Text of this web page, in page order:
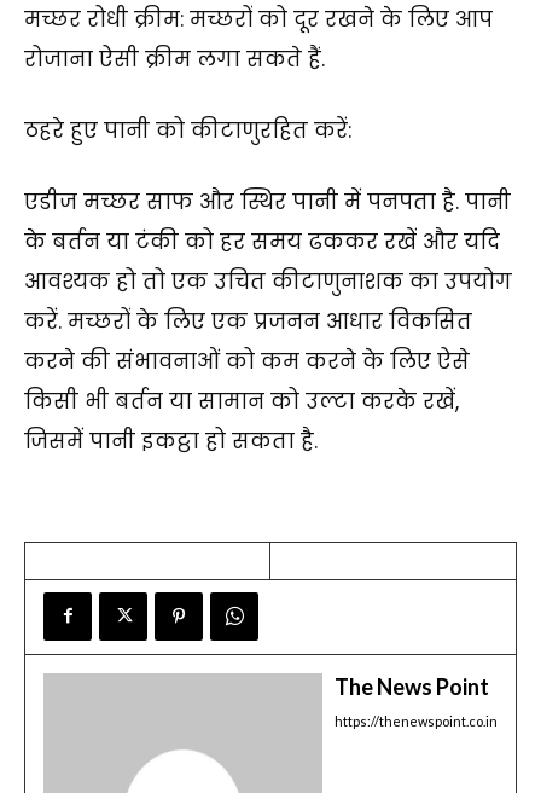
मच्छर रोधी क्रीम: मच्छरों को दूर रखने के लिए आप
रोजाना ऐसी क्रीम लगा सकते हैं.
ठहरे हुए पानी को कीटाणुरहित करें:
एडीज मच्छर साफ और स्थिर पानी में पनपता है. पानी
के बर्तन या टंकी को हर समय ढककर रखें और यदि
आवश्यक हो तो एक उचित कीटाणुनाशक का उपयोग
करें. मच्छरों के लिए एक प्रजनन आधार विकसित
करने की संभावनाओं को कम करने के लिए ऐसे
किसी भी बर्तन या सामान को उल्टा करके रखें,
जिसमें पानी इकट्ठा हो सकता है.
The News Point
https://thenewspoint.co.in